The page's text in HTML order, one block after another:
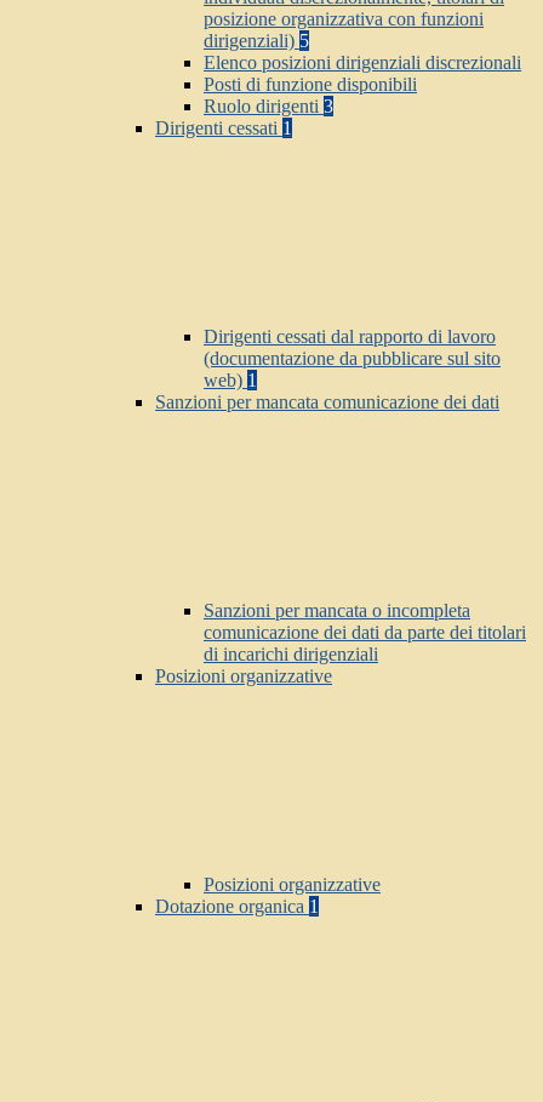
posizione organizzativa con funzioni
dirigenziali) 5
Elenco posizioni dirigenziali discrezionali
Posti di funzione disponibili
Ruolo dirigenti 3
Dirigenti cessati 1
Dirigenti cessati dal rapporto di lavoro
(documentazione da pubblicare sul sito
web) 1
Sanzioni per mancata comunicazione dei dati
Sanzioni per mancata o incompleta
comunicazione dei dati da parte dei titolari
di incarichi dirigenziali
Posizioni organizzative
Posizioni organizzative
Dotazione organica 1